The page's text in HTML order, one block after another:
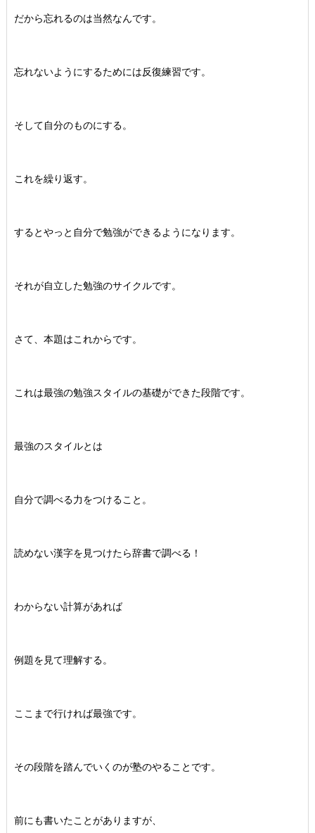
だから忘れるのは当然なんです。
忘れないようにするためには反復練習です。
そして自分のものにする。
これを繰り返す。
するとやっと自分で勉強ができるようになります。
それが自立した勉強のサイクルです。
さて、本題はこれからです。
これは最強の勉強スタイルの基礎ができた段階です。
最強のスタイルとは
自分で調べる力をつけること。
読めない漢字を見つけたら辞書で調べる！
わからない計算があれば
例題を見て理解する。
ここまで行ければ最強です。
その段階を踏んでいくのが塾のやることです。
前にも書いたことがありますが、